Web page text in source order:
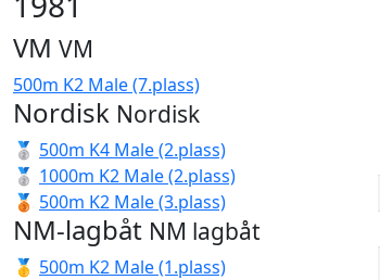
VM VM
500m K2 Male (7.plass)
Nordisk Nordisk
🥈 500m K4 Male (2.plass)
🥈 1000m K2 Male (2.plass)
🥉 500m K2 Male (3.plass)
NM-lagbåt NM lagbåt
🥇 500m K2 Male (1.plass)